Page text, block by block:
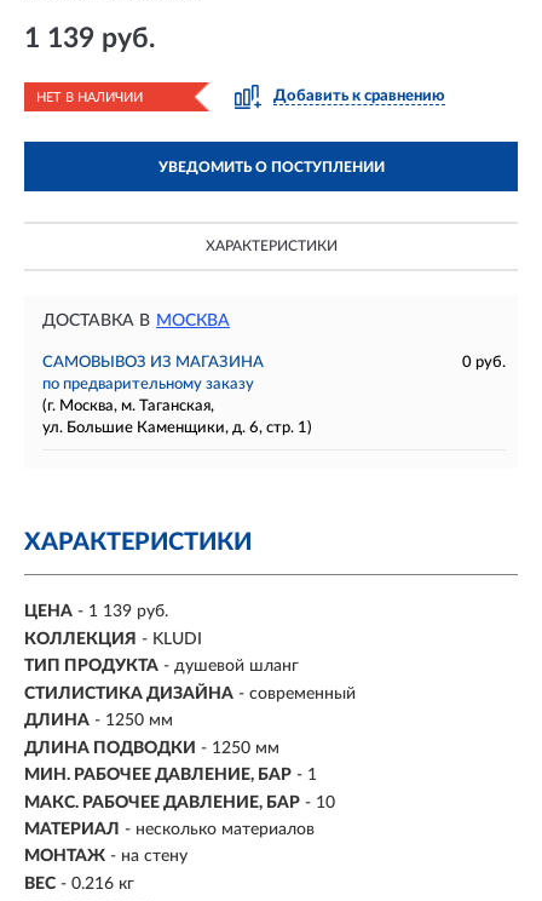
1 139 руб.
НЕТ В НАЛИЧИИ Добавить к сравнению
УВЕДОМИТЬ О ПОСТУПЛЕНИИ
ХАРАКТЕРИСТИКИ
ДОСТАВКА В МОСКВА
САМОВЫВОЗ ИЗ МАГАЗИНА
0 руб.
по предварительному заказу
(г. Москва, м. Таганская,
ул. Большие Каменщики, д. 6, стр. 1)
ХАРАКТЕРИСТИКИ
ЦЕНА - 1 139 руб.
КОЛЛЕКЦИЯ - KLUDI
ТИП ПРОДУКТА - душевой шланг
СТИЛИСТИКА ДИЗАЙНА - современный
ДЛИНА - 1250 мм
ДЛИНА ПОДВОДКИ - 1250 мм
МИН. РАБОЧЕЕ ДАВЛЕНИЕ, БАР - 1
МАКС. РАБОЧЕЕ ДАВЛЕНИЕ, БАР - 10
МАТЕРИАЛ - несколько материалов
МОНТАЖ - на стену
ВЕС - 0.216 кг